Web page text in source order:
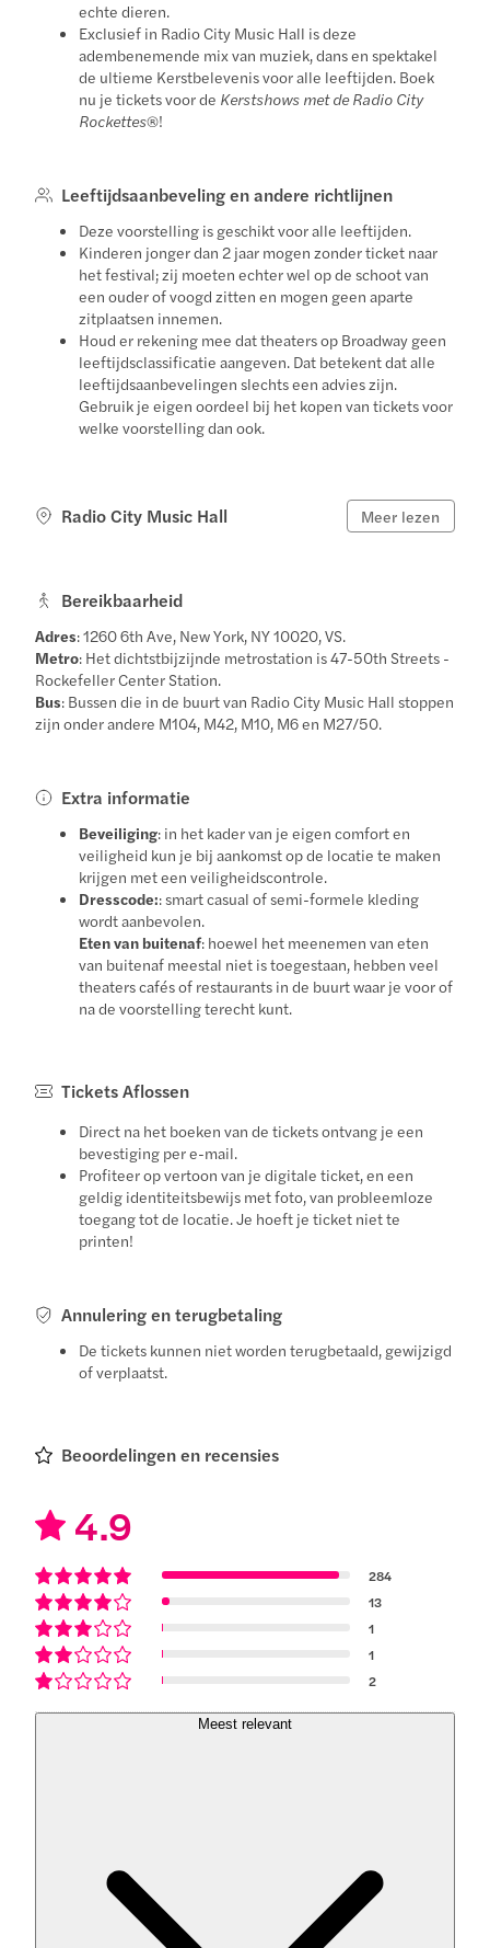
echte dieren.
Exclusief in Radio City Music Hall is deze
adembenemende mix van muziek, dans en spektakel
de ultieme Kerstbelevenis voor alle leeftijden. Boek
nu je tickets voor de Kerstshows met de Radio City
Rockettes®!
Leeftijdsaanbeveling en andere richtlijnen
Deze voorstelling is geschikt voor alle leeftijden.
Kinderen jonger dan 2 jaar mogen zonder ticket naar
het festival; zij moeten echter wel op de schoot van
een ouder of voogd zitten en mogen geen aparte
zitplaatsen innemen.
Houd er rekening mee dat theaters op Broadway geen
leeftijdsclassificatie aangeven. Dat betekent dat alle
leeftijdsaanbevelingen slechts een advies zijn.
Gebruik je eigen oordeel bij het kopen van tickets voor
welke voorstelling dan ook.
Radio City Music Hall Meer lezen
Bereikbaarheid
Adres: 1260 6th Ave, New York, NY 10020, VS.
Metro: Het dichtstbijzijnde metrostation is 47-50th Streets -
Rockefeller Center Station.
Bus: Bussen die in de buurt van Radio City Music Hall stoppen
zijn onder andere M104, M42, M10, M6 en M27/50.
Extra informatie
Beveiliging: in het kader van je eigen comfort en
veiligheid kun je bij aankomst op de locatie te maken
krijgen met een veiligheidscontrole.
Dresscode:: smart casual of semi-formele kleding
wordt aanbevolen.
Eten van buitenaf: hoewel het meenemen van eten
van buitenaf meestal niet is toegestaan, hebben veel
theaters cafés of restaurants in de buurt waar je voor of
na de voorstelling terecht kunt.
Tickets Aflossen
Direct na het boeken van de tickets ontvang je een
bevestiging per e-mail.
Profiteer op vertoon van je digitale ticket, en een
geldig identiteitsbewijs met foto, van probleemloze
toegang tot de locatie. Je hoeft je ticket niet te
printen!
Annulering en terugbetaling
De tickets kunnen niet worden terugbetaald, gewijzigd
of verplaatst.
Beoordelingen en recensies
4.9
284
13
1
1
2
Meest relevant